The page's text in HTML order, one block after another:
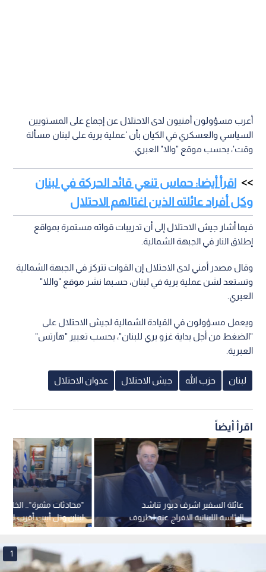
أعرب مسؤولون أمنيون لدى الاحتلال عن إجماع على المستويين
السياسي والعسكري في الكيان بأن 'عملية برية على لبنان مسألة
وقت'، بحسب موقع "والا" العبري.
اقرأ أيضا: حماس تنعي قائد الحركة في لبنان
وكل أفراد عائلته الذين اغتالهم الاحتلال
فيما أشار جيش الاحتلال إلى أن تدريبات قواته مستمرة بمواقع
إطلاق النار في الجبهة الشمالية.
وقال مصدر أمني لدى الاحتلال إن القوات تتركز في الجبهة الشمالية
وتستعد لشن عملية برية في لبنان، حسبما نشر موقع "واللا"
العبري.
ويعمل مسؤولون في القيادة الشمالية لجيش الاحتلال على
"الضغط من أجل بداية غزو بري للبنان"، بحسب تعبير "هآرتس"
العبرية.
لبنان حزب الله جيش الاحتلال عدوان الاحتلال
اقرأ أيضاً
"محادثات مثمرة"..
لبنان وتل أبيب أقرب
"المناطق التجريبية"
عائلة السفير اشرف دبور تناشد
الرئاسة اللبنانية الافراج عنه لظروف
صحية حرجة
1